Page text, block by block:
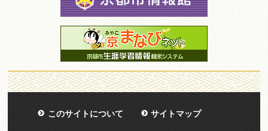
このサイトについて サイトマップ